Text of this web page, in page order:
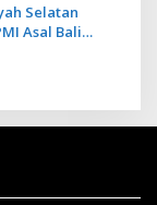
Selatan
Asal Bali